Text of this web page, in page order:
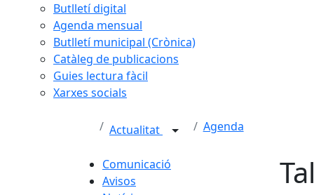
Butlletí digital
Agenda mensual
Butlletí municipal (Crònica)
Catàleg de publicacions
Guies lectura fàcil
Xarxes socials
Actualitat Agenda
Comunicació
Avisos